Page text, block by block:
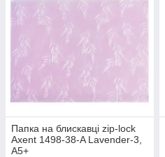
Папка на блискавці zip-lock
Axent 1498-38-A Lavender-3,
А5+